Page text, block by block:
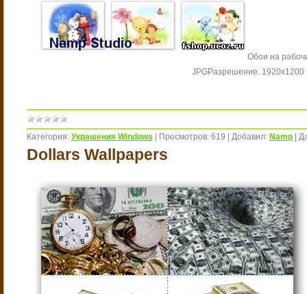
Обои на
JPGРазрешение: 1920x1200
Категория: Украшения Windows Просмотров: 619 Добавил: Namp
Dollars Wallpapers